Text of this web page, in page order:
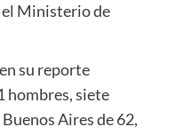
Ministerio de
su reporte
hombres, siete
Aires de 62,